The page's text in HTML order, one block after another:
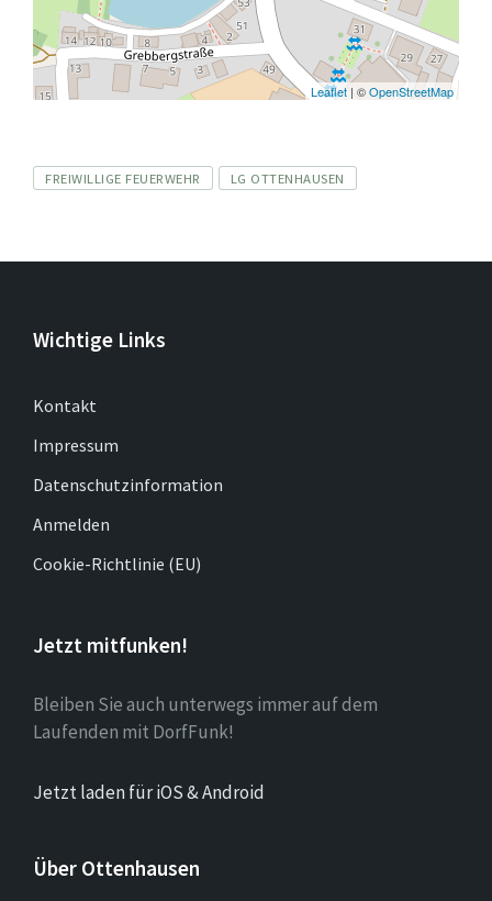
Leaflet | ©OpenStreetMap
Tags
FREIWILLIGE FEUERWEHR LG OTTENHAUSEN
Wichtige Links
Kontakt
Impressum
Datenschutzinformation
Anmelden
Cookie-Richtlinie (EU)
Jetzt mitfunken!
Bleiben Sie auch unterwegs immer auf dem
Laufenden mit DorfFunk!
Jetzt laden für iOS & Android
Über Ottenhausen